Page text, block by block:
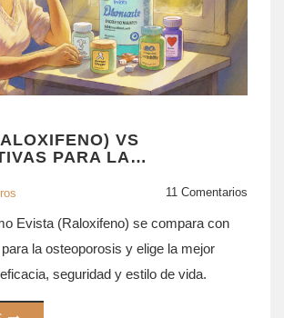
VS
PARA LA
11 Comentarios
Evista (Raloxifeno) se compara con
la osteoporosis y elige la mejor
seguridad y estilo de vida.